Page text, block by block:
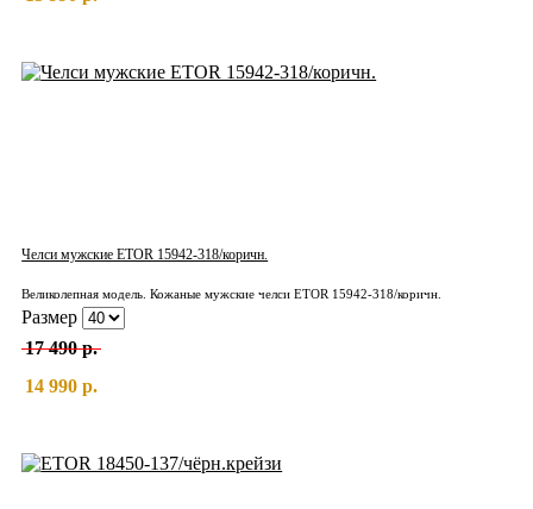
Челси мужские ETOR 15942-318/коричн.
Великолепная модель. Кожаные мужские челси ETOR 15942-318/коричн.
Размер
17 490 р.
14 990 р.